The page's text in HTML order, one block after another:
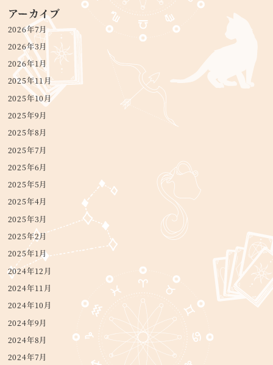
アーカイブ
2026年7月
2026年3月
2026年1月
2025年11月
2025年10月
2025年9月
2025年8月
2025年7月
2025年6月
2025年5月
2025年4月
2025年3月
2025年2月
2025年1月
2024年12月
2024年11月
2024年10月
2024年9月
2024年8月
2024年7月